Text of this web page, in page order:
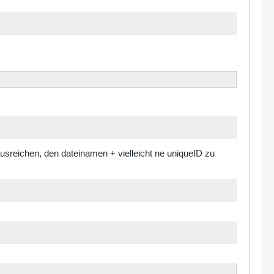
den dateinamen + vielleicht ne uniqueID zu